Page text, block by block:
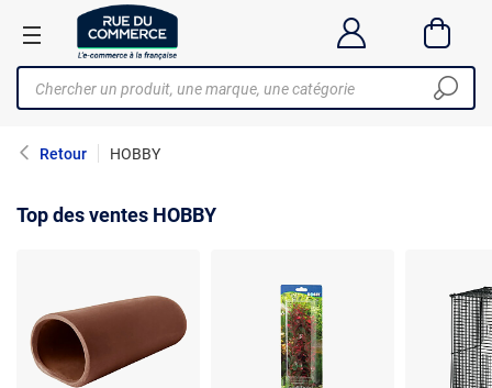
Retour HOBBY
Top des ventes HOBBY